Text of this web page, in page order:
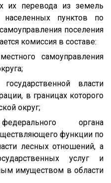
их перевода из земель
пунктов по
поселения
комиссия в составе:
самоуправления
власти
в границах которого
округ;
органа
функции по
лесных отношений, а
услуг и
имуществом в области